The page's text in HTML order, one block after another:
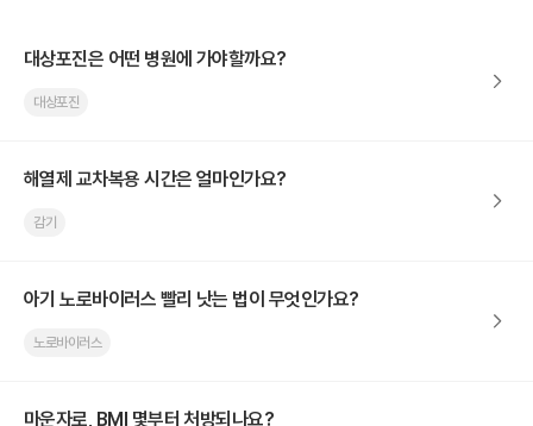
대상포진은 어떤 병원에 가야할까요?
대상포진
해열제 교차복용 시간은 얼마인가요?
감기
아기 노로바이러스 빨리 낫는 법이 무엇인가요?
노로바이러스
마운자로, BMI 몇부터 처방되나요?